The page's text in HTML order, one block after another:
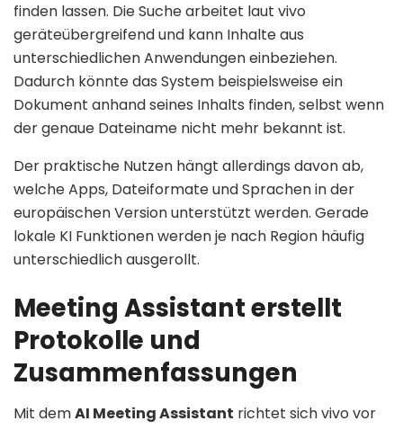
finden lassen. Die Suche arbeitet laut vivo
geräteübergreifend und kann Inhalte aus
unterschiedlichen Anwendungen einbeziehen.
Dadurch könnte das System beispielsweise ein
Dokument anhand seines Inhalts finden, selbst wenn
der genaue Dateiname nicht mehr bekannt ist.
Der praktische Nutzen hängt allerdings davon ab,
welche Apps, Dateiformate und Sprachen in der
europäischen Version unterstützt werden. Gerade
lokale KI Funktionen werden je nach Region häufig
unterschiedlich ausgerollt.
Meeting Assistant erstellt
Protokolle und
Zusammenfassungen
Mit demAI Meeting Assistant richtet sich vivo vor